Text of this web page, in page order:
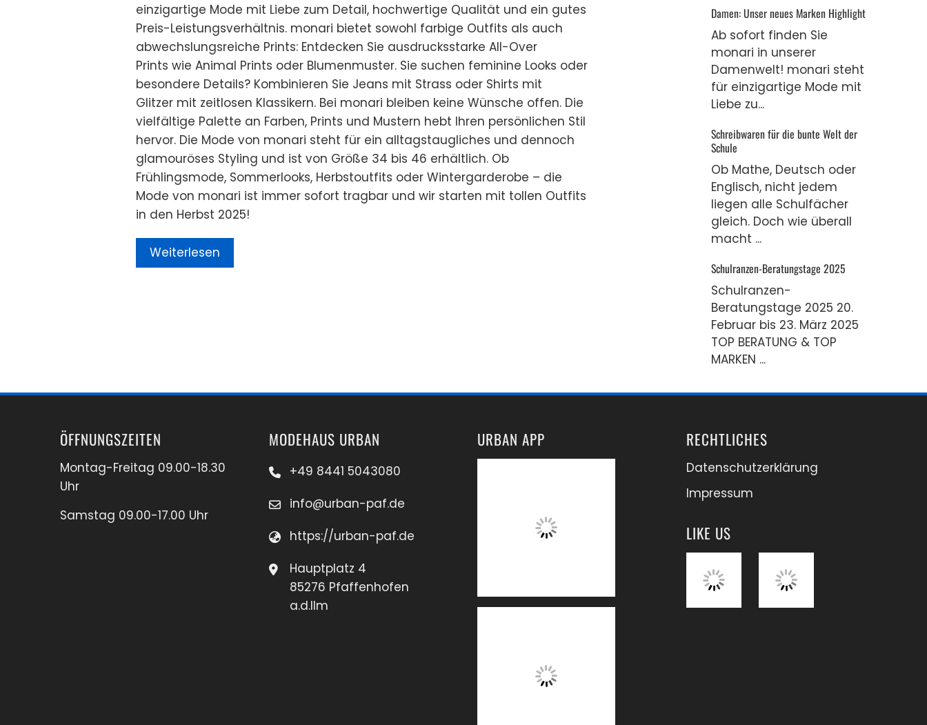
einzigartige Mode mit Liebe zum Detail, hochwertige Qualität und ein gutes
Preis-Leistungsverhältnis. monari bietet sowohl farbige Outfits als auch
abwechslungsreiche Prints: Entdecken Sie ausdrucksstarke All-Over
Prints wie Animal Prints oder Blumenmuster. Sie suchen feminine Looks oder
besondere Details? Kombinieren Sie Jeans mit Strass oder Shirts mit
Glitzer mit zeitlosen Klassikern. Bei monari bleiben keine Wünsche offen. Die
vielfältige Palette an Farben, Prints und Mustern hebt Ihren persönlichen Stil
hervor. Die Mode von monari steht für ein alltagstaugliches und dennoch
glamouröses Styling und ist von Größe 34 bis 46 erhältlich. Ob
Frühlingsmode, Sommerlooks, Herbstoutfits oder Wintergarderobe – die
Mode von monari ist immer sofort tragbar und wir starten mit tollen Outfits
in den Herbst 2025!
Weiterlesen
Damen: Unser neues Marken Highlight
Ab sofort finden Sie
monari in unserer
Damenwelt! monari steht
für einzigartige Mode mit
Liebe zu...
Schreibwaren für die bunte Welt der
Schule
Ob Mathe, Deutsch oder
Englisch, nicht jedem
liegen alle Schulfächer
gleich. Doch wie überall
macht ...
Schulranzen-Beratungstage 2025
Schulranzen-
Beratungstage 2025 20.
Februar bis 23. März 2025
TOP BERATUNG & TOP
MARKEN ...
ÖFFNUNGSZEITEN
Montag-Freitag 09.00-18.30
Uhr
Samstag 09.00-17.00 Uhr
MODEHAUS URBAN
+49 8441 5043080
info@urban-paf.de
https://urban-paf.de
Hauptplatz 4
85276 Pfaffenhofen
a.d.Ilm
URBAN APP RECHTLICHES
Datenschutzerklärung
Impressum
LIKE US